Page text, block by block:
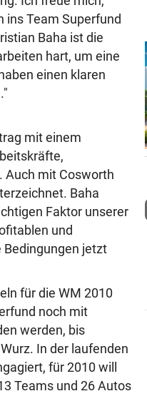
ins Team Superfund
Baha ist die
hart, um eine
einen klaren
mit einem
Auch mit Cosworth
Baha
Faktor unserer
und
Bedingungen jetzt
für die WM 2010
noch mit
werden, bis
In der laufenden
für 2010 will
Teams und 26 Autos